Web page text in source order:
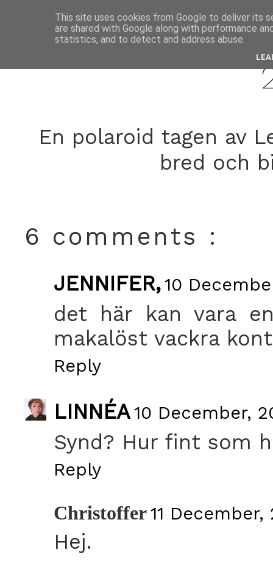
En polaroid tagen av
bred och
6 comments :
JENNIFER,10
det här kan vara
makalöst vackra
Reply
LINNÉA10 December,
Synd? Hur fint som
Reply
Christoffer11 December,
Hej.
This site uses cookies from Google to deliver its
are shared with Google along with performance
statistics, and to detect and address abuse.